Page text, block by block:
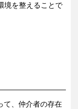
境を整えることで
て、仲介者の存在